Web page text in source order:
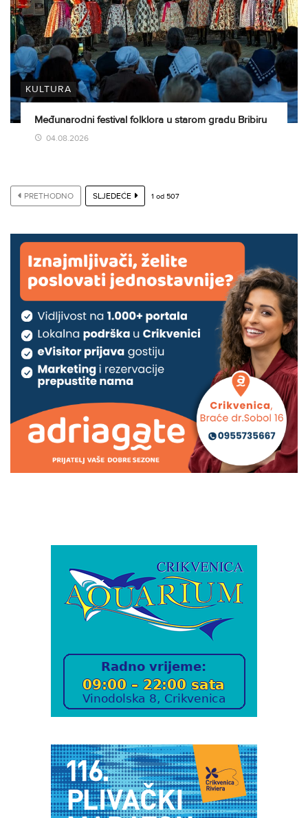
KULTURA
Međunarodni festival folklora u starom gradu Bribiru
04.08.2026
PRETHODNO SLJEDEĆE 1 od 507